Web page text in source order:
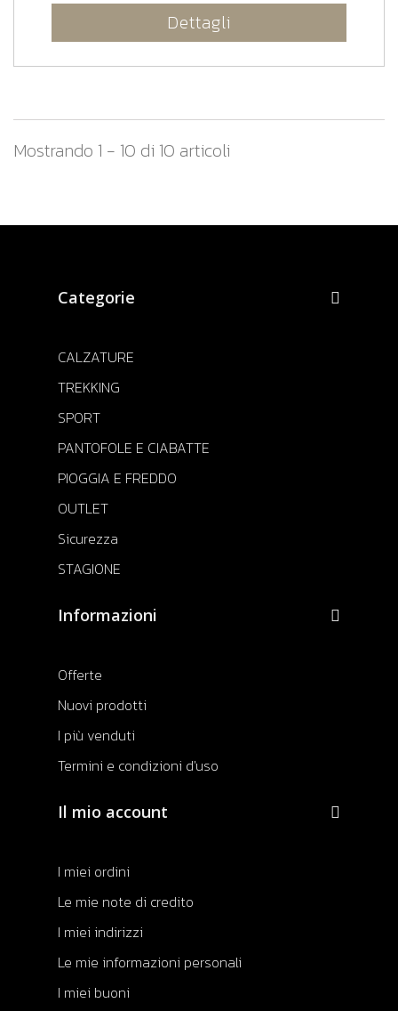
Dettagli
Mostrando 1 - 10 di 10 articoli
Categorie
CALZATURE
TREKKING
SPORT
PANTOFOLE E CIABATTE
PIOGGIA E FREDDO
OUTLET
Sicurezza
STAGIONE
Informazioni
Offerte
Nuovi prodotti
I più venduti
Termini e condizioni d'uso
Il mio account
I miei ordini
Le mie note di credito
I miei indirizzi
Le mie informazioni personali
I miei buoni